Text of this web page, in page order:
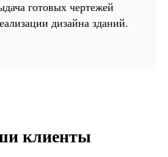
готовых чертежей
дизайна зданий.
клиенты